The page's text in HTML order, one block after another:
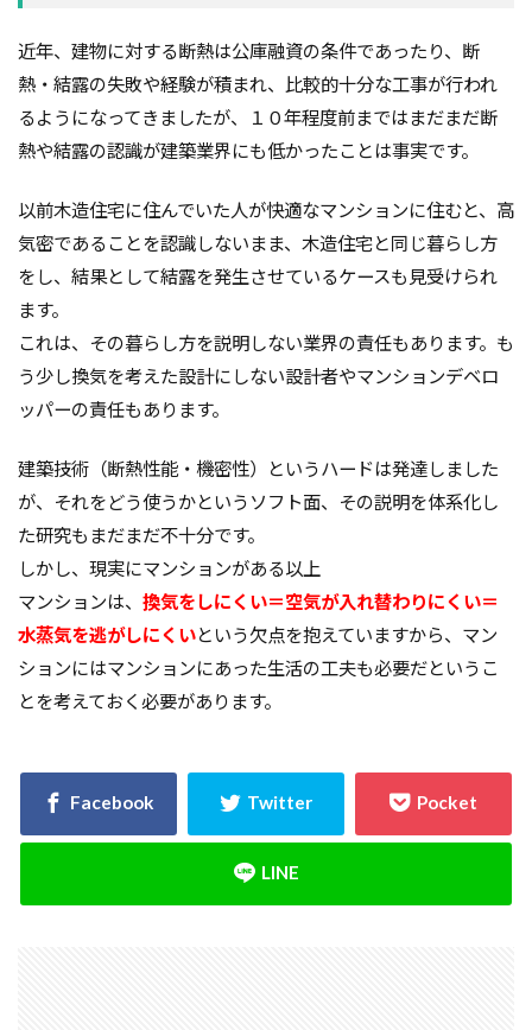
近年、建物に対する断熱は公庫融資の条件であったり、断
熱・結露の失敗や経験が積まれ、比較的十分な工事が行われ
るようになってきましたが、１０年程度前まではまだまだ断
熱や結露の認識が建築業界にも低かったことは事実です。
以前木造住宅に住んでいた人が快適なマンションに住むと、高
気密であることを認識しないまま、木造住宅と同じ暮らし方
をし、結果として結露を発生させているケースも見受けられ
ます。
これは、その暮らし方を説明しない業界の責任もあります。も
う少し換気を考えた設計にしない設計者やマンションデベロ
ッパーの責任もあります。
建築技術（断熱性能・機密性）というハードは発達しました
が、それをどう使うかというソフト面、その説明を体系化し
た研究もまだまだ不十分です。
しかし、現実にマンションがある以上
マンションは、 換気をしにくい＝空気が入れ替わりにくい＝
水蒸気を逃がしにくいという欠点を抱えていますから、マン
ションにはマンションにあった生活の工夫も必要だというこ
とを考えておく必要があります。